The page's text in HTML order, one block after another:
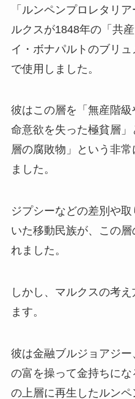
「ルンペンプロレタリ
ルクスが1848年の「共
イ・ボナパルトのブリ
で使用しました。
彼はこの層を「無産階
命意欲を失った極貧層
層の腐敗物」という非
ました。
ジプシーなどの差別や
いた移動民族が、この
れました。
しかし、マルクスの考
ます。
彼は金融ブルジョアジ
の富を操って金持ちに
の上層に再生したルン